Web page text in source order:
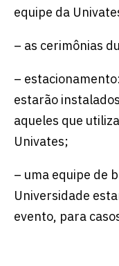
equipe da
– as cerimônias
–
estarão
aqueles que
Univates;
– uma equipe de
Universidade
evento, para